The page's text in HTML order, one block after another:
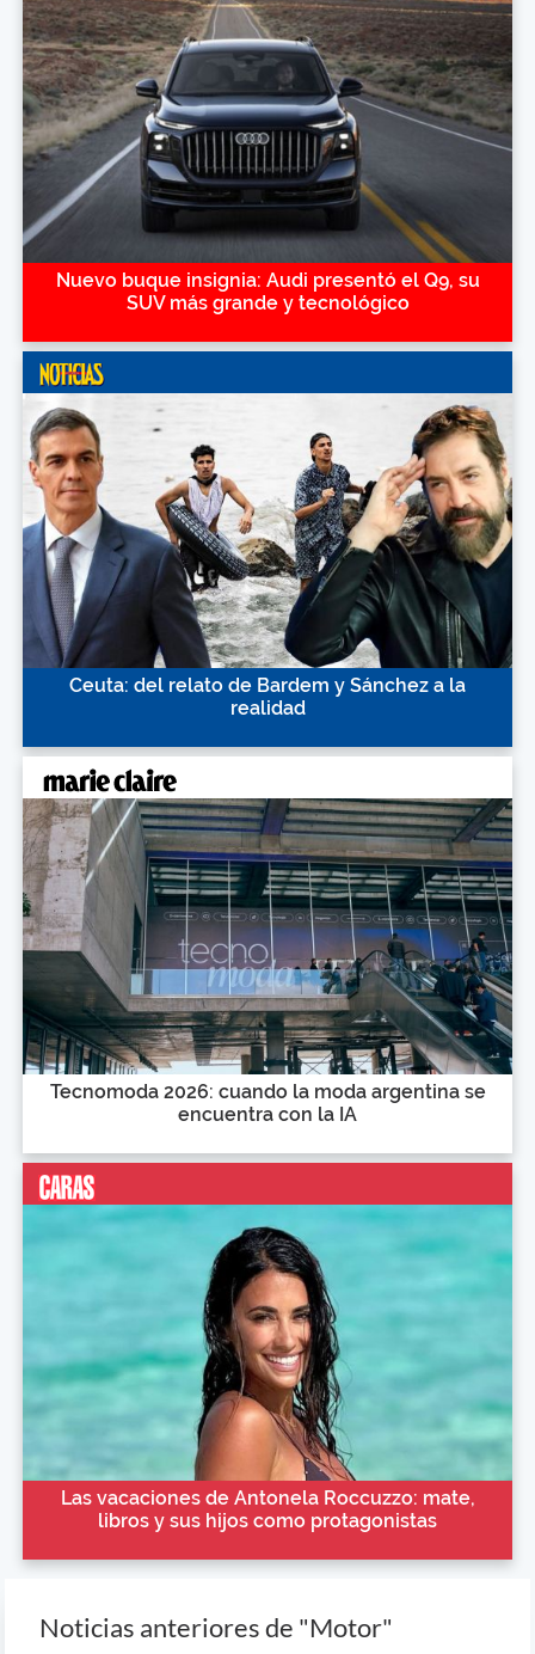
Nuevo buque insignia: Audi presentó el Q9, su
SUV más grande y tecnológico
Ceuta: del relato de Bardem y Sánchez a la
realidad
Tecnomoda 2026: cuando la moda argentina se
encuentra con la IA
Las vacaciones de Antonela Roccuzzo: mate,
libros y sus hijos como protagonistas
Noticias anteriores de "Motor"